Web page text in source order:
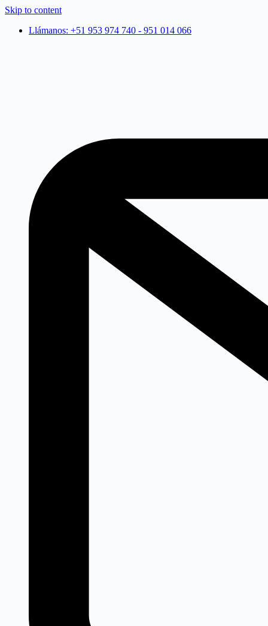
Skip to content
Llámanos: +51 953 974 740 - 951 014 066